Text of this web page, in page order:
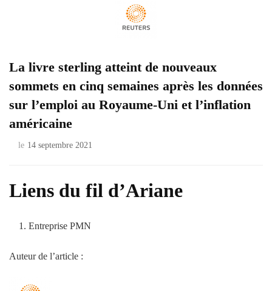
La livre sterling atteint de nouveaux
sommets en cinq semaines après les données
sur l’emploi au Royaume-Uni et l’inflation
américaine
le 14 septembre 2021
Liens du fil d’Ariane
Entreprise PMN
Auteur de l’article :